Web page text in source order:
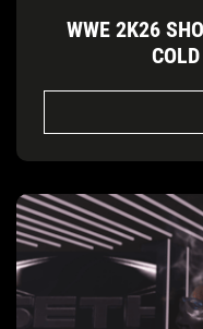
WWE 2K26